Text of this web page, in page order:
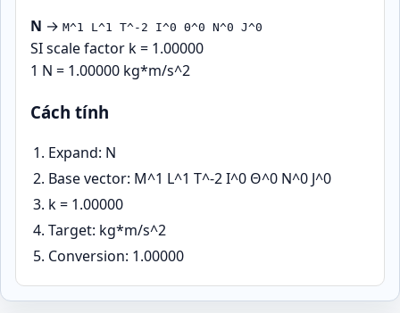
N → M^1 L^1 T^-2 I^0 Θ^0 N^0 J^0
SI scale factor k = 1.00000
1 N = 1.00000 kg*m/s^2
Cách tính
Expand: N
Base vector: M^1 L^1 T^-2 I^0 Θ^0 N^0 J^0
k = 1.00000
Target: kg*m/s^2
Conversion: 1.00000